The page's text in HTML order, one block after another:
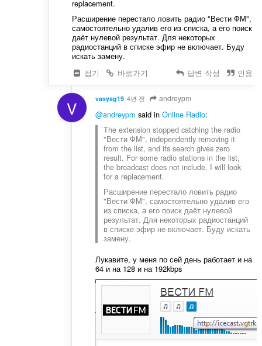
replacement.
Расширение перестало ловить радио "Вести ФМ",
самостоятельно удалив его из списка, а его поиск
даёт нулевой результат. Для некоторых
радиостанций в списке эфир не включает. Буду
искать замену.
접기
바로가기 답변 작성 인용
V vasyag19 4년 전 andreypm
@andreypm said in Online Radio:
The extension stopped catching the radio
"Вести ФМ", independently removing it
from the list, and its search gives zero
result. For some radio stations in the list,
the broadcast does not include. I will look
for a replacement.
Расширение перестало ловить радио
"Вести ФМ", самостоятельно удалив его
из списка, а его поиск даёт нулевой
результат. Для некоторых радиостанций
в списке эфир не включает. Буду искать
замену.
Лукавите, у меня по сей день работает и на
64 и на 128 и на 192kbps